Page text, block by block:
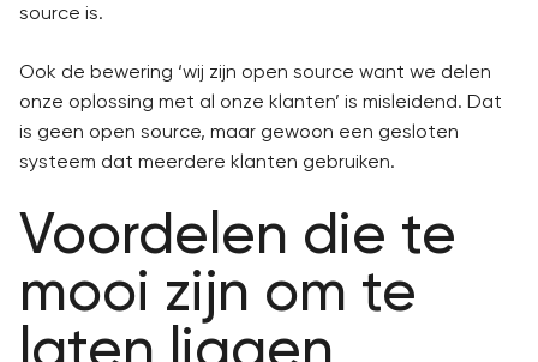
source is.
Ook de bewering ‘wij zijn open source want we delen
onze oplossing met al onze klanten’ is misleidend. Dat
is geen open source, maar gewoon een gesloten
systeem dat meerdere klanten gebruiken.
Voordelen die te
mooi zijn om te
laten liggen